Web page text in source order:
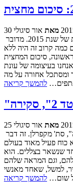
מאת אור סיגולי
כמה קרוב זה היה ללא
סיכום המחצית
בעיצומה של עונת
ומסתכל אחורה על מה
להמשך קריאה
"טד 2", סקירה
מאת אור סיגולי
כוח פעיל מאוד בעולם
שנשאר בצללים. הוא
וגם המראה שלהם
למשל, שאחד מאנשי
שום… להמשך קריאה